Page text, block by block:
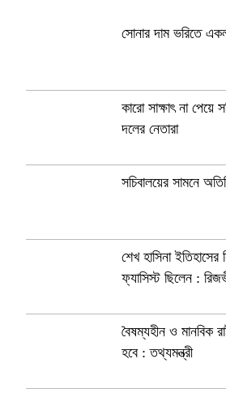
সোনার দাম ভরিতে
কারো সাক্ষাৎ না পেয়ে
দলের নেতারা
সচিবালয়ের সামনে
শেখ হাসিনা
ফ্যাসিস্ট ছিলেন :
বৈষম্যহীন ও মানবিক
হবে : তথ্যমন্ত্রী